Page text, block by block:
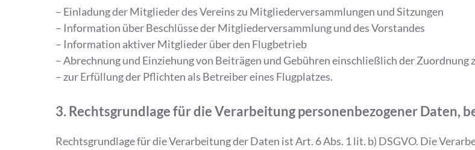
– Einladung der Mitglieder des Vereins zu Mitgliederversammlungen und Sitzungen
– Information über Beschlüsse der Mitgliederversammlung und des Vorstandes
– Information aktiver Mitglieder über den Flugbetrieb
– Abrechnung und Einziehung von Beiträgen und Gebühren einschließlich der
– zur Erfüllung der Pflichten als Betreiber eines Flugplatzes.
3. Rechtsgrundlage für die Verarbeitung personenbezogener Daten,
Rechtsgrundlage für die Verarbeitung der Daten ist Art. 6 Abs. 1 lit. b) DSGVO. Die